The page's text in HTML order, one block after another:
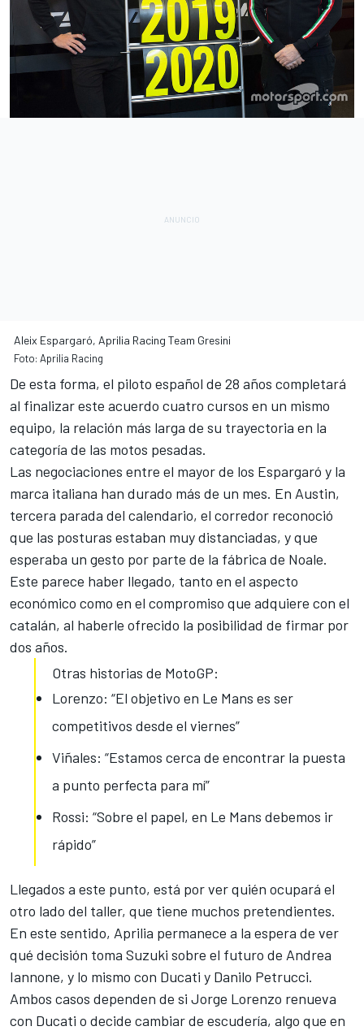
Aleix Espargaró, Aprilia Racing Team Gresini
Foto: Aprilia Racing
De esta forma, el piloto español de 28 años completará
al finalizar este acuerdo cuatro cursos en un mismo
equipo, la relación más larga de su trayectoria en la
categoría de las motos pesadas.
Las negociaciones entre el mayor de los Espargaró y la
marca italiana han durado más de un mes. En Austin,
tercera parada del calendario, el corredor reconoció
que las posturas estaban muy distanciadas, y que
esperaba un gesto por parte de la fábrica de Noale.
Este parece haber llegado, tanto en el aspecto
económico como en el compromiso que adquiere con el
catalán, al haberle ofrecido la posibilidad de firmar por
dos años.
Otras historias de MotoGP:
Lorenzo: “El objetivo en Le Mans es ser
competitivos desde el viernes”
Viñales: “Estamos cerca de encontrar la puesta
a punto perfecta para mí”
Rossi: “Sobre el papel, en Le Mans debemos ir
rápido”
Llegados a este punto, está por ver quién ocupará el
otro lado del taller, que tiene muchos pretendientes.
En este sentido, Aprilia permanece a la espera de ver
qué decisión toma Suzuki sobre el futuro de Andrea
Iannone, y lo mismo con Ducati y Danilo Petrucci.
Ambos casos dependen de si Jorge Lorenzo renueva
con Ducati o decide cambiar de escudería, algo que en